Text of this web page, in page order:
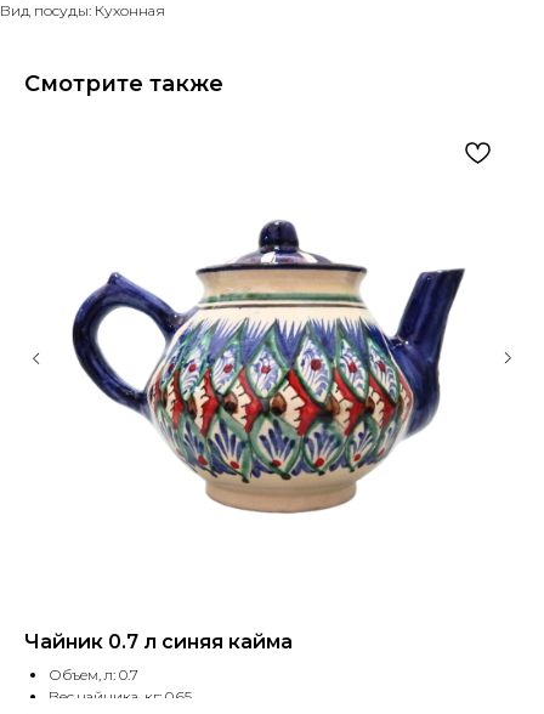
Вид посуды: Кухонная
Смотрите также
Чайник 0.7 л синяя кайма
Объем, л: 0.7
Вес чайника, кг: 0.65